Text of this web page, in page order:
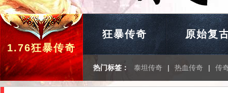
1.76狂暴传奇
狂暴传奇 原始复
热门标签： 泰坦传奇 | 热血传奇 | 传